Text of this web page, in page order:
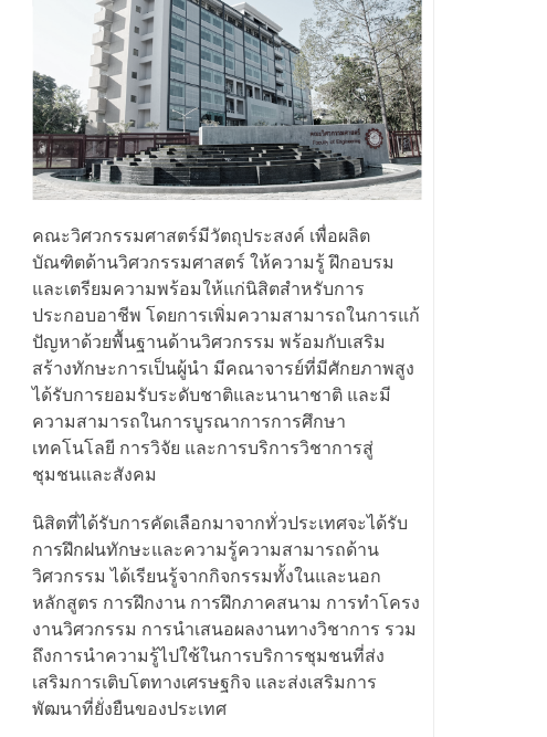
คณะวิศวกรรมศาสตร์มีวัตถุประสงค์ เพื่อผลิต
บัณฑิตด้านวิศวกรรมศาสตร์ ให้ความรู้ ฝึกอบรม
และเตรียมความพร้อมให้แก่นิสิตสำหรับการ
ประกอบอาชีพ โดยการเพิ่มความสามารถในการแก้
ปัญหาด้วยพื้นฐานด้านวิศวกรรม พร้อมกับเสริม
สร้างทักษะการเป็นผู้นำ มีคณาจารย์ที่มีศักยภาพสูง
ได้รับการยอมรับระดับชาติและนานาชาติ และมี
ความสามารถในการบูรณาการการศึกษา
เทคโนโลยี การวิจัย และการบริการวิชาการสู่
ชุมชนและสังคม
นิสิตที่ได้รับการคัดเลือกมาจากทั่วประเทศจะได้รับ
การฝึกฝนทักษะและความรู้ความสามารถด้าน
วิศวกรรม ได้เรียนรู้จากกิจกรรมทั้งในและนอก
หลักสูตร การฝึกงาน การฝึกภาคสนาม การทำโครง
งานวิศวกรรม การนำเสนอผลงานทางวิชาการ รวม
ถึงการนำความรู้ไปใช้ในการบริการชุมชนที่ส่ง
เสริมการเติบโตทางเศรษฐกิจ และส่งเสริมการ
พัฒนาที่ยั่งยืนของประเทศ